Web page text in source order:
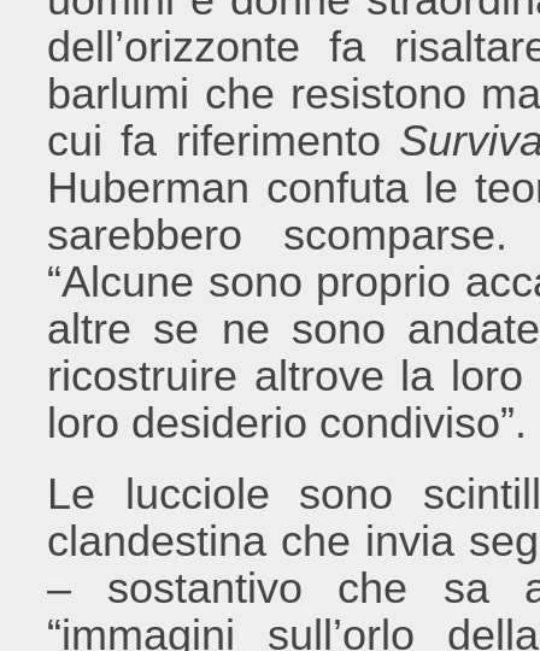
dell’orizzonte fa
barlumi che resistono
cui fa riferimento
Huberman confuta le
sarebbero
“Alcune sono proprio
altre se ne sono
ricostruire altrove la
loro desiderio condiviso”.
Le lucciole sono
clandestina che invia
– sostantivo che sa
“immagini sull’orlo